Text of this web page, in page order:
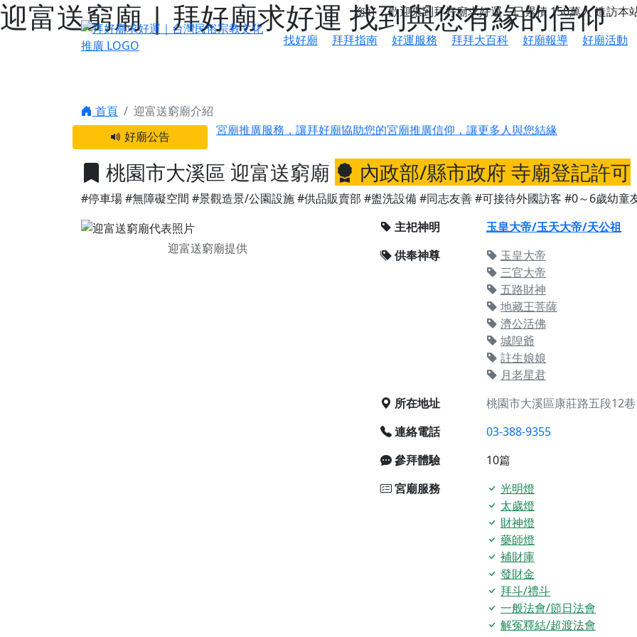
迎富送窮廟 | 拜好廟求好運 找到與您有緣的信仰
您好，歡迎來到拜好廟求好運，已累積 150萬人造訪本
找好廟
拜拜指南 好運服務 拜拜大百科 好廟報導 好廟活動
首頁
迎富送窮廟介紹
好廟公告
宮廟推廣服務，讓拜好廟協助您的宮廟推廣信仰，讓更多人與您結緣
之旅」！
【台北北投 唭哩岸慈生宮】慶讚中元普渡法會，誠摯邀請您一同參與，為自己與家
【屏東縣獅子鄉 楓港清華山聖天宮】驪山母娘聖誕暨中元普渡大法會，誠邀十方善
【桃園市 桃園蓮華寺】盂蘭盆中元報恩法會，這場法會不只是超薦與普渡，更是一
【桃園龜山 慈恩宮】丙午年梁皇寶懺法會，一念虔誠禮寶懺，一分懺悔植福田，誠
【新北貢寮 南極玉明殿】中元普渡大法會，誠摯歡迎十方善信大德隨喜贊普，為祖
【桃園慈善宮(天公廟)】中元普渡交給專業的來，省時省力又積福！「玉皇大帝 大
【桃園龜山 慈恩宮】瑤池金母聖誕祝壽盛典，邀請十方善信大德蒞臨參香祝壽，同
【桃園龜山 慈恩宮】丙午年慶讚中元普渡法會，正是讓我們用善念與功德，迴向冥
【新北八里 紫德宮】丙午年中元普渡讚普超薦法會，普施眾生・慎終追遠・廣植福田
【台北北投金虎爺會】父親節陪爸爸一起闖關趣，邀請大小朋友一起留下珍貴的家庭
【新北八里 紫德宮】父親節奉茶感恩活動，一杯茶，一份心意；一句感謝，一生難忘
【桃園新屋 深圳玄天宮】農曆七月擴大犒軍科儀，吉祥月不只有普渡祈福，也有一
【桃園新屋 深圳玄天宮】七娘媽聖誕祝壽慶典，誠摯邀請十方善信大德攜家帶眷前
【桃園慈善宮(天公廟)】虎爺元帥 開光大典，祈求虎爺神威護持，庇佑闔家平安、
歡迎友廟長官、小編加入我們LINE官方帳號，讓我們協助您的廟宇推廣。
桃園市大溪區 迎富送窮廟 內政部/縣市政府 寺廟登記許可
#停車場#無障礙空間 #景觀造景/公園設施#供品販賣部 #盥洗設備#同志友善#可接待外國訪客 #0～6歲幼童
迎富送窮廟提供
主祀神明
玉皇大帝/玉天大帝/天公祖
供奉神尊
玉皇大帝
三官大帝
五路財神
地藏王菩薩
濟公活佛
城隍爺
註生娘娘
月老星君
所在地址
桃園市大溪區康莊路五段12
連絡電話
03-388-9355
參拜體驗
10篇
宮廟服務
光明燈
太歲燈
財神燈
藥師燈
補財庫
發財金
拜斗/禮斗
一般法會/節日法會
解冤釋結/超渡法會